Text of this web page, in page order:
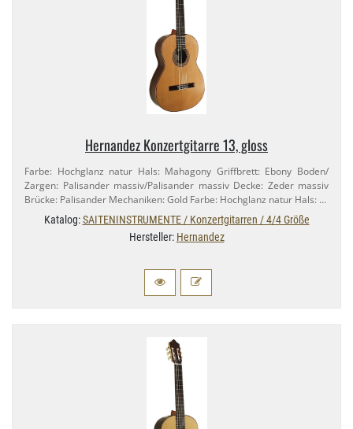
Hernandez Konzertgitarre 13, gloss
Farbe: Hochglanz natur Hals: Mahagony Griffbrett: Ebony Boden/​
Zargen: Palisander massiv/​Palisander massiv Decke: Zeder massiv
Brücke: Palisander Mechaniken: Gold Farbe: Hochglanz natur Hals: …
Katalog:SAITENINSTRUMENTE / Konzertgitarren / 4/4 Größe
Hersteller: Hernandez